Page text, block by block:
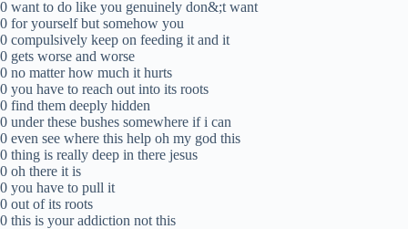
0 want to do like you genuinely don&;t want
0 for yourself but somehow you
0 compulsively keep on feeding it and it
0 gets worse and worse
0 no matter how much it hurts
0 you have to reach out into its roots
0 find them deeply hidden
0 under these bushes somewhere if i can
0 even see where this help oh my god this
0 thing is really deep in there jesus
0 oh there it is
0 you have to pull it
0 out of its roots
0 this is your addiction not this